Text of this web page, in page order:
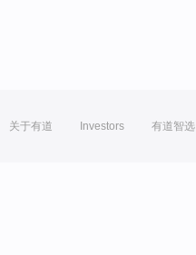
关于有道 Investors 有道智选